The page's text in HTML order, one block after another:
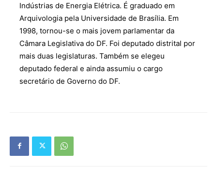
Indústrias de Energia Elétrica. É graduado em
Arquivologia pela Universidade de Brasília. Em
1998, tornou-se o mais jovem parlamentar da
Câmara Legislativa do DF. Foi deputado distrital por
mais duas legislaturas. Também se elegeu
deputado federal e ainda assumiu o cargo
secretário de Governo do DF.